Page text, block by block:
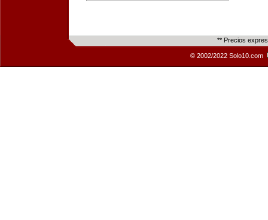
** Precios
© 2002/2022 Solo10.com